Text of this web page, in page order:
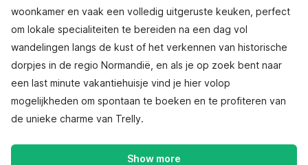
woonkamer en vaak een volledig uitgeruste keuken, perfect
om lokale specialiteiten te bereiden na een dag vol
wandelingen langs de kust of het verkennen van historische
dorpjes in de regio Normandië, en als je op zoek bent naar
een last minute vakantiehuisje vind je hier volop
mogelijkheden om spontaan te boeken en te profiteren van
de unieke charme van Trelly.
Show more